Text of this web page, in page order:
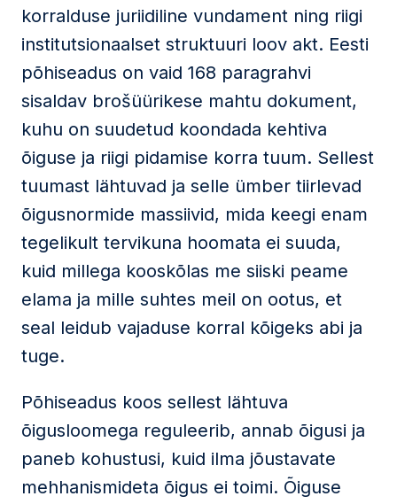
korralduse juriidiline vundament ning riigi
institutsionaalset struktuuri loov akt. Eesti
põhiseadus on vaid 168 paragrahvi
sisaldav brošüürikese mahtu dokument,
kuhu on suudetud koondada kehtiva
õiguse ja riigi pidamise korra tuum. Sellest
tuumast lähtuvad ja selle ümber tiirlevad
õigusnormide massiivid, mida keegi enam
tegelikult tervikuna hoomata ei suuda,
kuid millega kooskõlas me siiski peame
elama ja mille suhtes meil on ootus, et
seal leidub vajaduse korral kõigeks abi ja
tuge.
Põhiseadus koos sellest lähtuva
õigusloomega reguleerib, annab õigusi ja
paneb kohustusi, kuid ilma jõustavate
mehhanismideta õigus ei toimi. Õiguse